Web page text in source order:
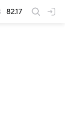
82.17